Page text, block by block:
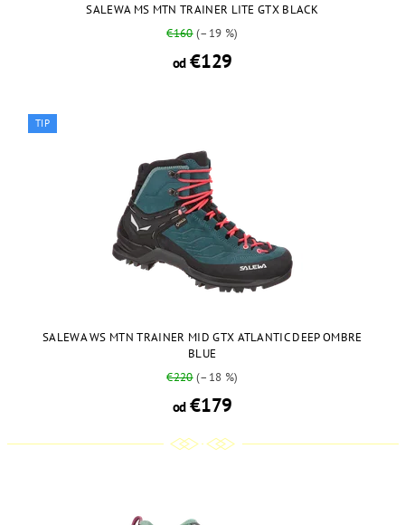
SALEWA MS MTN TRAINER LITE GTX BLACK
€160(–19 %)
od€129
TIP
SALEWA WS MTN TRAINER MID GTX ATLANTIC DEEP OMBRE
BLUE
€220(–18 %)
od€179